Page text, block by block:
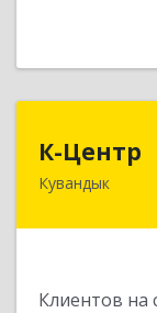
К-Центр
Кувандык
Клиентов на
462243,